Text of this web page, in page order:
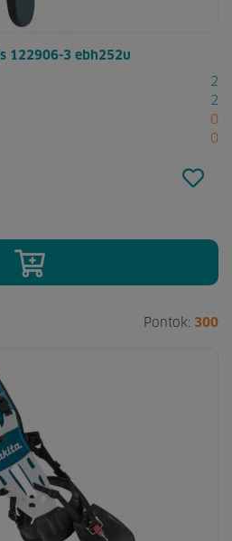
122906-3 ebh252u
2
2
0
0
Pontok: 300